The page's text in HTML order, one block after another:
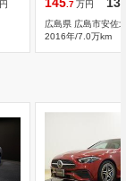
.7万円
広島県 広島市安佐
2016年/7.0万km